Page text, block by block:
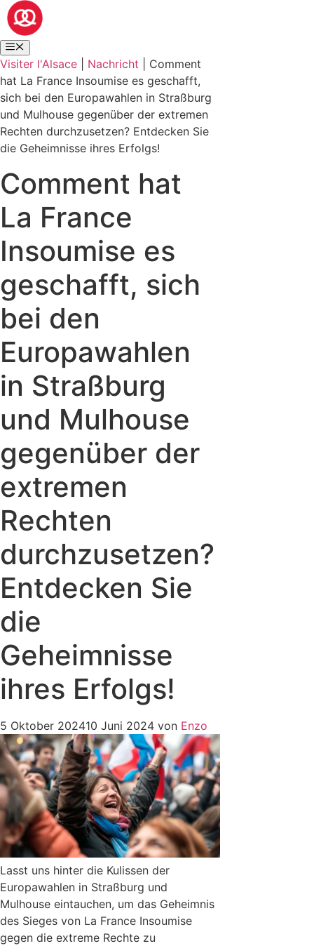
Visiter l'Alsace Nachricht
Comment
hat La France Insoumise es geschafft,
sich bei den Europawahlen in Straßburg
und Mulhouse gegenüber der extremen
Rechten durchzusetzen? Entdecken Sie
die Geheimnisse ihres Erfolgs!
Comment hat
La France
Insoumise es
geschafft, sich
bei den
Europawahlen
in Straßburg
und Mulhouse
gegenüber der
extremen
Rechten
durchzusetzen?
Entdecken Sie
die
Geheimnisse
ihres Erfolgs!
5 Oktober 202410 Juni 2024 von Enzo
Lasst uns hinter die Kulissen der
Europawahlen in Straßburg und
Mulhouse eintauchen, um das Geheimnis
des Sieges von La France Insoumise
gegen die extreme Rechte zu